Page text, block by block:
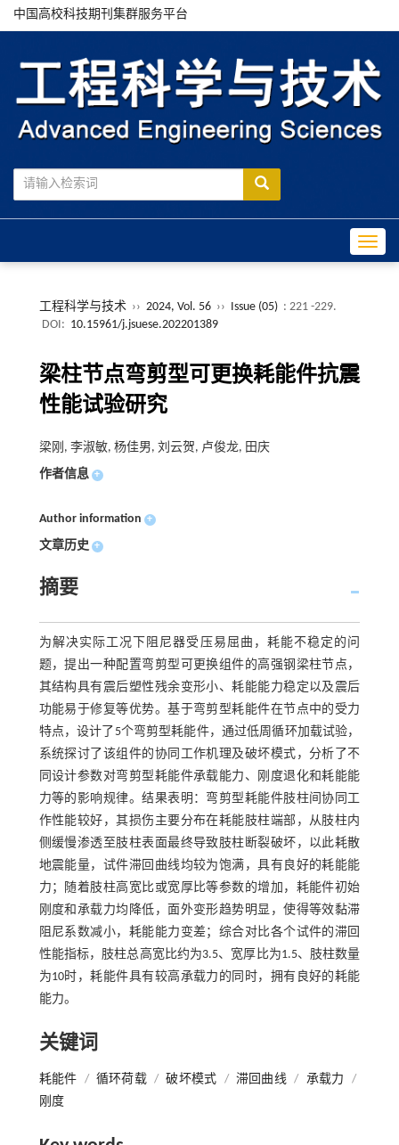
中国高校科技期刊集群服务平台
工程科学与技术 ›› 2024, Vol. 56 ›› Issue (05) : 221 -229.
DOI: 10.15961/j.jsuese.202201389
梁柱节点弯剪型可更换耗能件抗震
性能试验研究
梁刚, 李淑敏, 杨佳男, 刘云贺, 卢俊龙, 田庆
作者信息 +
Author information +
文章历史 +
摘要
为解决实际工况下阻尼器受压易屈曲，耗能不稳定的问
题，提出一种配置弯剪型可更换组件的高强钢梁柱节点，
其结构具有震后塑性残余变形小、耗能能力稳定以及震后
功能易于修复等优势。基于弯剪型耗能件在节点中的受力
特点，设计了5个弯剪型耗能件，通过低周循环加载试验，
系统探讨了该组件的协同工作机理及破坏模式，分析了不
同设计参数对弯剪型耗能件承载能力、刚度退化和耗能能
力等的影响规律。结果表明：弯剪型耗能件肢柱间协同工
作性能较好，其损伤主要分布在耗能肢柱端部，从肢柱内
侧缓慢渗透至肢柱表面最终导致肢柱断裂破坏，以此耗散
地震能量，试件滞回曲线均较为饱满，具有良好的耗能能
力；随着肢柱高宽比或宽厚比等参数的增加，耗能件初始
刚度和承载力均降低，面外变形趋势明显，使得等效黏滞
阻尼系数减小，耗能能力变差；综合对比各个试件的滞回
性能指标，肢柱总高宽比约为3.5、宽厚比为1.5、肢柱数量
为10时，耗能件具有较高承载力的同时，拥有良好的耗能
能力。
关键词
耗能件 / 循环荷载 / 破坏模式 / 滞回曲线 / 承载力
/
刚度